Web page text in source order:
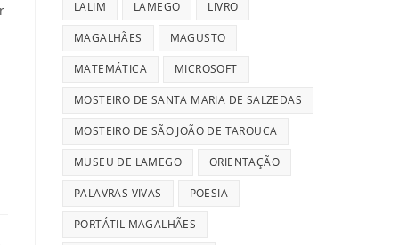
LALIM LAMEGO LIVRO
MAGALHÃES MAGUSTO
MATEMÁTICA MICROSOFT
MOSTEIRO DE SANTA MARIA DE SALZEDAS
MOSTEIRO DE SÃO JOÃO DE TAROUCA
MUSEU DE LAMEGO ORIENTAÇÃO
PALAVRAS VIVAS POESIA
PORTÁTIL MAGALHÃES